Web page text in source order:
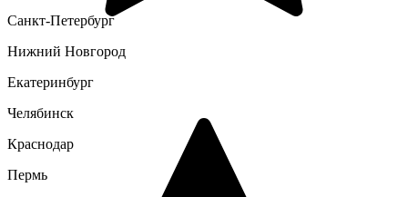
Санкт-Петербург
Нижний Новгород
Екатеринбург
Челябинск
Краснодар
Пермь